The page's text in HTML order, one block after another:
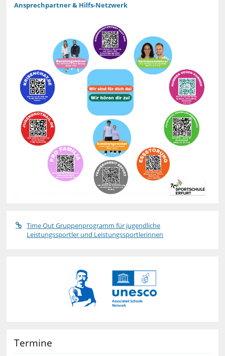
Ansprechpartner & Hilfs-Netzwerk
Time Out Gruppenprogramm für jugendliche
Leistungssportler und Leistungssportlerinnen
Termine